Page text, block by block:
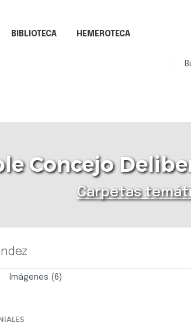
BIBLIOTECA HEMEROTECA
Concejo
Carpetas
Imágenes (6)